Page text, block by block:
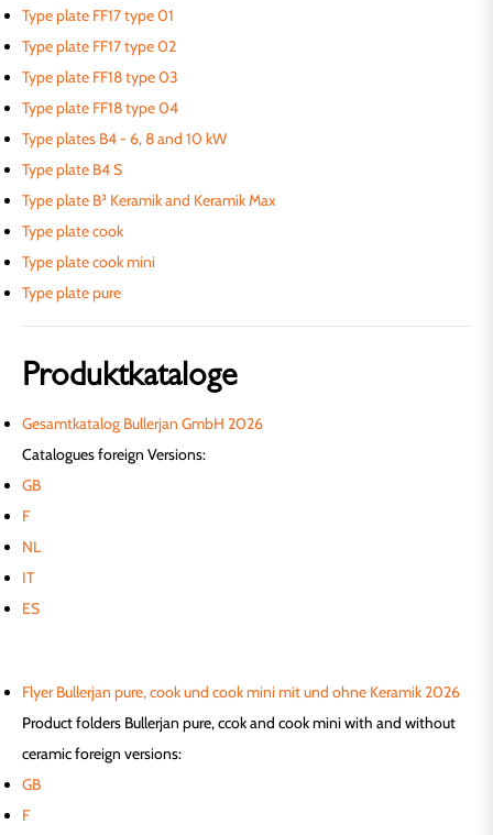
Type plate FF17 type 01
Type plate FF17 type 02
Type plate FF18 type 03
Type plate FF18 type 04
Type plates B4 - 6, 8 and 10 kW
Type plate B4 S
Type plate B³ Keramik and Keramik Max
Type plate cook
Type plate cook mini
Type plate pure
Produktkataloge
Gesamtkatalog Bullerjan GmbH 2026
Catalogues foreign Versions:
GB
F
NL
IT
ES
Flyer Bullerjan pure, cook und cook mini mit und ohne Keramik 2026
Product folders Bullerjan pure, ccok and cook mini with and without
ceramic foreign versions:
GB
F